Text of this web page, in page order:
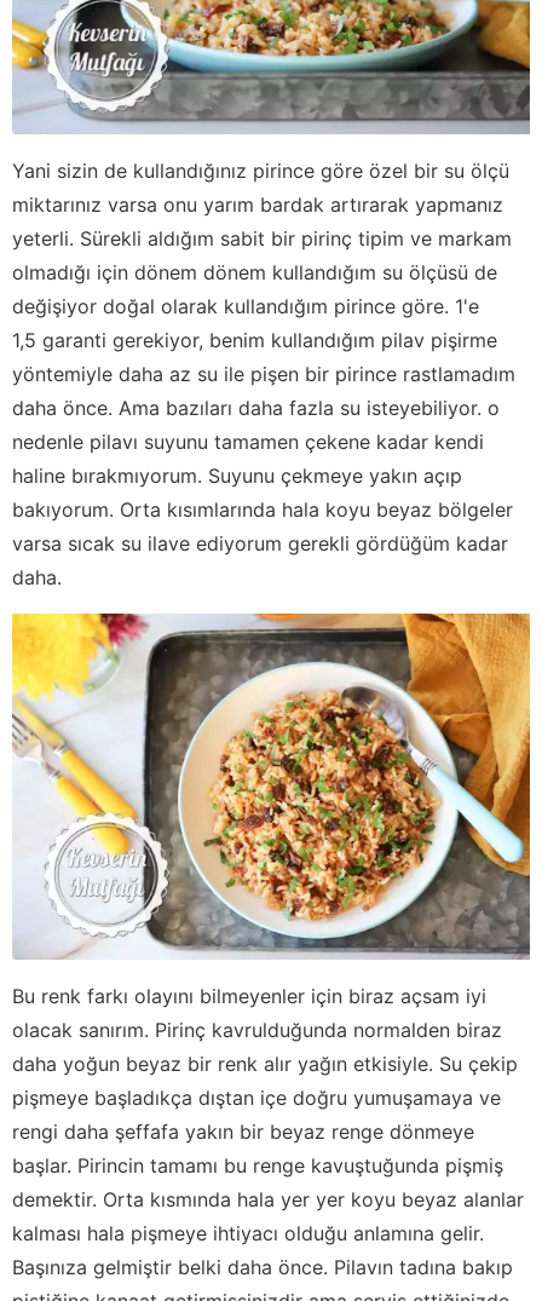
Yani sizin de kullandığınız pirince göre özel bir su ölçü
miktarınız varsa onu yarım bardak artırarak yapmanız
yeterli. Sürekli aldığım sabit bir pirinç tipim ve markam
olmadığı için dönem dönem kullandığım su ölçüsü de
değişiyor doğal olarak kullandığım pirince göre. 1'e
1,5 garanti gerekiyor, benim kullandığım pilav pişirme
yöntemiyle daha az su ile pişen bir pirince rastlamadım
daha önce. Ama bazıları daha fazla su isteyebiliyor. o
nedenle pilavı suyunu tamamen çekene kadar kendi
haline bırakmıyorum. Suyunu çekmeye yakın açıp
bakıyorum. Orta kısımlarında hala koyu beyaz bölgeler
varsa sıcak su ilave ediyorum gerekli gördüğüm kadar
daha.
Bu renk farkı olayını bilmeyenler için biraz açsam iyi
olacak sanırım. Pirinç kavrulduğunda normalden biraz
daha yoğun beyaz bir renk alır yağın etkisiyle. Su çekip
pişmeye başladıkça dıştan içe doğru yumuşamaya ve
rengi daha şeffafa yakın bir beyaz renge dönmeye
başlar. Pirincin tamamı bu renge kavuştuğunda pişmiş
demektir. Orta kısmında hala yer yer koyu beyaz alanlar
kalması hala pişmeye ihtiyacı olduğu anlamına gelir.
Başınıza gelmiştir belki daha önce. Pilavın tadına bakıp